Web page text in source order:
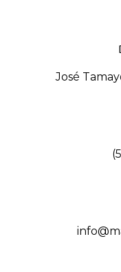
José